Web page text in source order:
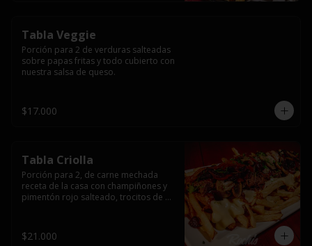
Tabla Veggie
Porción para 2 de verduras salteadas
sobre papas fritas y todo cubierto con
nuestra salsa de queso.
$17.000
Tabla Criolla
Porción para 2, de carne mechada
receta de la casa con champiñones y
pimentón rojo salteado, trocitos de
papas fritas.
$21.000